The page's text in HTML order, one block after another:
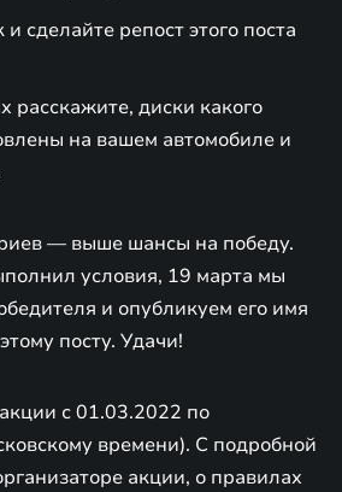
сделайте репост этого поста
расскажите, диски какого
на вашем автомобиле и
— выше шансы на победу.
условия, 19 марта мы
и опубликуем его имя
посту. Удачи!
с 01.03.2022 по
времени). С подробной
акции, о правилах